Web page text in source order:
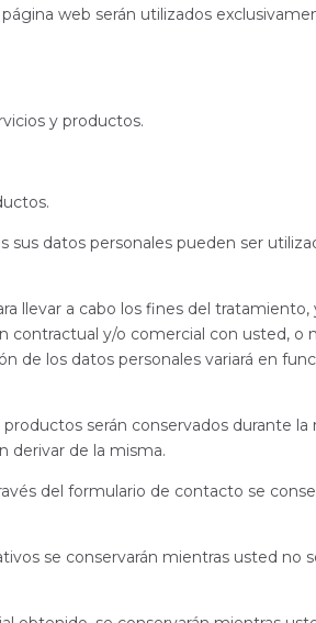
web serán utilizados
y productos.
datos personales pueden ser
llevar a cabo los fines del tratamiento,
contractual y/o comercial con usted, o
de los datos personales variará en
serán conservados durante la
derivar de la misma.
del formulario de contacto se
se conservarán mientras usted no